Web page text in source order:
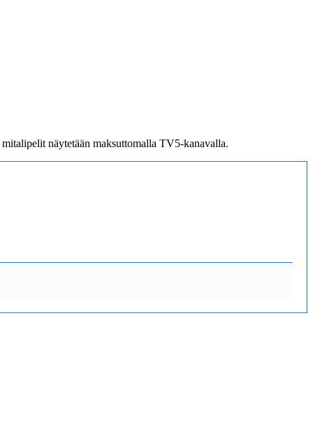
näytetään maksuttomalla TV5-kanavalla.